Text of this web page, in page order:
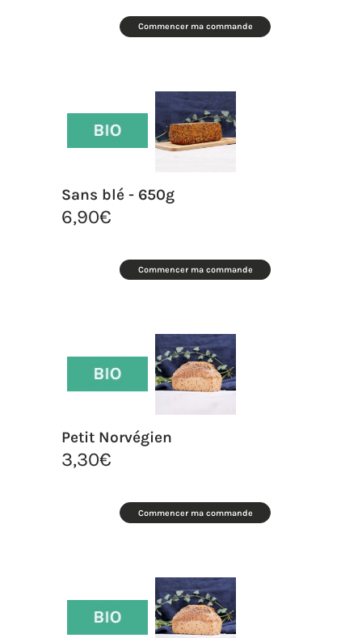
Commencer ma commande
Sans blé - 650g
6,90€
Commencer ma commande
Petit Norvégien
3,30€
Commencer ma commande